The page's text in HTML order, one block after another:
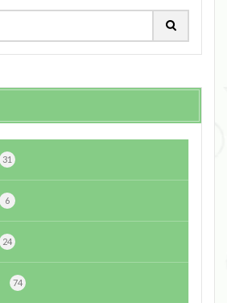
31
6
24
74